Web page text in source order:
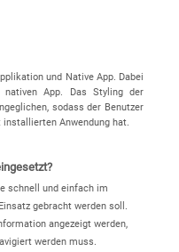
und Native App. Dabei
nativen App. Das Styling der
sodass der Benutzer
installierten Anwendung hat.
schnell und einfach im
gebracht werden soll.
angezeigt werden,
werden muss.